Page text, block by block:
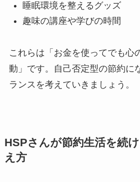
睡眠環境を整えるグッズ
趣味の講座や学びの時間
これらは「お金を使ってでも心
動」です。自己否定型の節約に
ランスを考えていきましょう。
HSPさんが節約生活を続
え方